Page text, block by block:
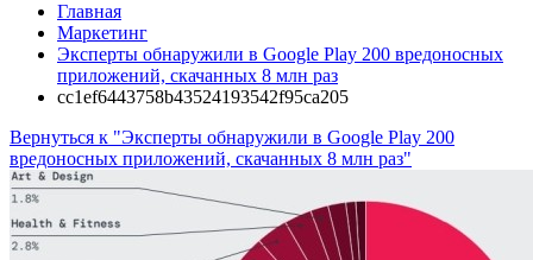
Главная
Маркетинг
Эксперты обнаружили в Google Play 200 вредоносных
приложений, скачанных 8 млн раз
cc1ef6443758b43524193542f95ca205
Вернуться к "Эксперты обнаружили в Google Play 200
вредоносных приложений, скачанных 8 млн раз"